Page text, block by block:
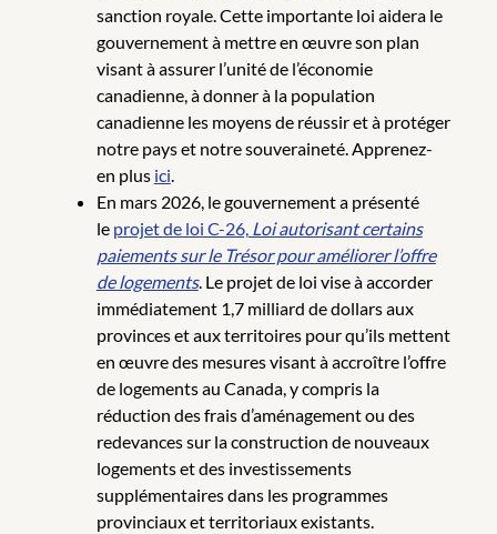
sanction royale. Cette importante loi aidera le
gouvernement à mettre en œuvre son plan
visant à assurer l’unité de l’économie
canadienne, à donner à la population
canadienne les moyens de réussir et à protéger
notre pays et notre souveraineté. Apprenez-
en plus ici
En mars 2026, le gouvernement a présenté
le projet de loi C-26, Loi autorisant certains
paiements sur le Trésor pour améliorer l’offre
de logements. Le projet de loi vise à accorder
immédiatement 1,7 milliard de dollars aux
provinces et aux territoires pour qu’ils mettent
en œuvre des mesures visant à accroître l’offre
de logements au Canada, y compris la
réduction des frais d’aménagement ou des
redevances sur la construction de nouveaux
logements et des investissements
supplémentaires dans les programmes
provinciaux et territoriaux existants.